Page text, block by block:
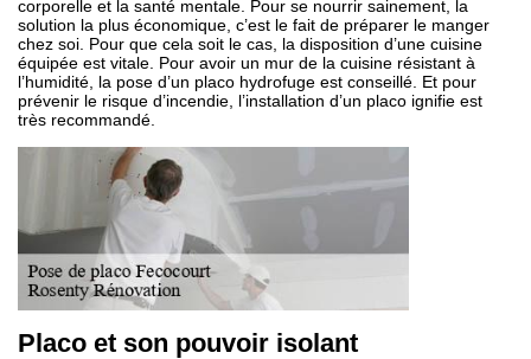
corporelle et la santé mentale. Pour se nourrir sainement, la
solution la plus économique, c’est le fait de préparer le manger
chez soi. Pour que cela soit le cas, la disposition d’une cuisine
équipée est vitale. Pour avoir un mur de la cuisine résistant à
l’humidité, la pose d’un placo hydrofuge est conseillé. Et pour
prévenir le risque d’incendie, l’installation d’un placo ignifie est
très recommandé.
Placo et son pouvoir isolant